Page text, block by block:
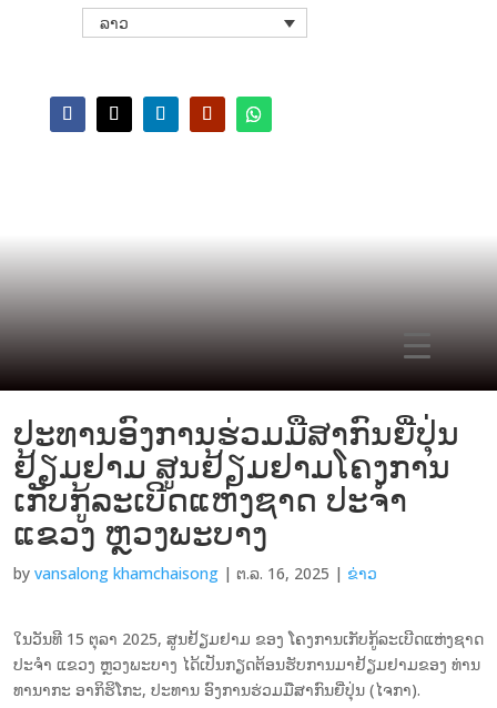
ລາວ
ປະທານອົງການຮ່ວມມືສາກົນຍີ່ປຸ່ນ
ຢ້ຽມຢາມ ສູນຢ້ຽມຢາມໂຄງການ
ເກັບກູ້ລະເບີດແຫ່ງຊາດ ປະຈຳ
ແຂວງ ຫຼວງພະບາງ
by vansalong khamchaisong | ຕ.ລ. 16, 2025 | ຂ່າວ
ໃນວັນທີ 15 ຕຸລາ 2025, ສູນຢ້ຽມຢາມ ຂອງ ໂຄງການເກັບກູ້ລະເບີດແຫ່ງຊາດ
ປະຈຳ ແຂວງ ຫຼວງພະບາງ ໄດ້ເປັນກຽດຕ້ອນຮັບການມາຢ້ຽມຢາມຂອງ ທ່ານ
ທານາກະ ອາກິຮິໂກະ, ປະທານ ອົງການຮ່ວມມືສາກົນຍີ່ປຸ່ນ (ໄຈກາ).